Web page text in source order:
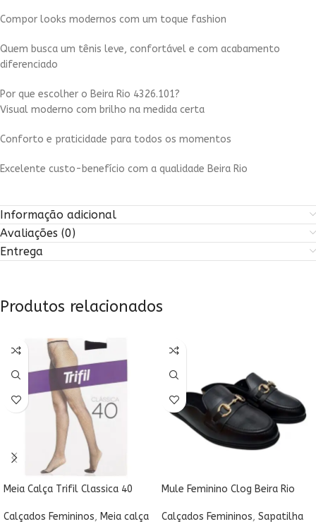
Compor looks modernos com um toque fashion
Quem busca um tênis leve, confortável e com acabamento
diferenciado
Por que escolher o Beira Rio 4326.101?
Visual moderno com brilho na medida certa
Conforto e praticidade para todos os momentos
Excelente custo-benefício com a qualidade Beira Rio
Informação adicional
Avaliações (0)
Entrega
Produtos relacionados
Meia Calça Trifil Classica 40
Calçados Femininos, Meia calça
Mule Feminino Clog Beira Rio
Calçados Femininos, Sapatilha